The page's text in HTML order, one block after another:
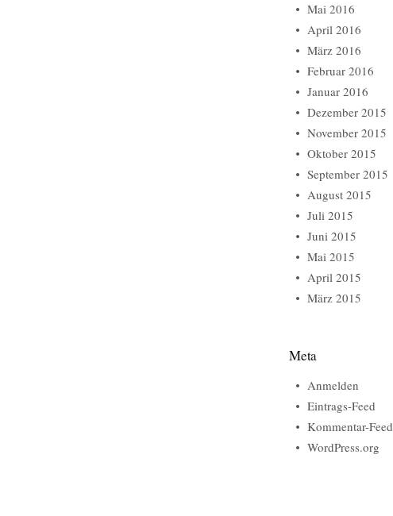
Mai 2016
April 2016
März 2016
Februar 2016
Januar 2016
Dezember 2015
November 2015
Oktober 2015
September 2015
August 2015
Juli 2015
Juni 2015
Mai 2015
April 2015
März 2015
Meta
Anmelden
Eintrags-Feed
Kommentar-Feed
WordPress.org